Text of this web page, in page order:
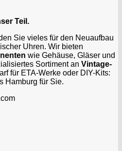
Teil.
Sie vieles für den Neuaufbau
Uhren. Wir bieten
wie Gehäuse, Gläser und
Sortiment an Vintage-
für ETA-Werke oder DIY-Kits:
Hamburg für Sie.